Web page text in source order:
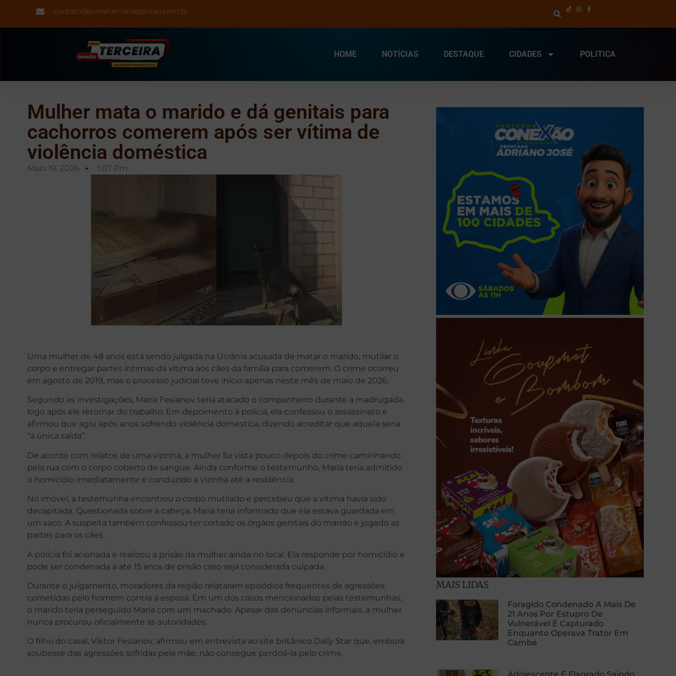
contato@jornalterceiraopiniao.com.br
HOME NOTÍCIAS DESTAQUE CIDADES POLITICA
Mulher mata o marido e dá genitais para
cachorros comerem após ser vítima de
violência doméstica
Maio 19, 2026 1:07 Pm
Uma mulher de 48 anos está sendo julgada na Ucrânia acusada de matar o marido, mutilar o
corpo e entregar partes íntimas da vítima aos cães da família para comerem. O crime ocorreu
em agosto de 2019, mas o processo judicial teve início apenas neste mês de maio de 2026.
Segundo as investigações, Maria Fesianov teria atacado o companheiro durante a madrugada,
logo após ele retornar do trabalho. Em depoimento à polícia, ela confessou o assassinato e
afirmou que agiu após anos sofrendo violência doméstica, dizendo acreditar que aquela seria
“a única saída”.
De acordo com relatos de uma vizinha, a mulher foi vista pouco depois do crime caminhando
pela rua com o corpo coberto de sangue. Ainda conforme o testemunho, Maria teria admitido
o homicídio imediatamente e conduzido a vizinha até a residência.
No imóvel, a testemunha encontrou o corpo mutilado e percebeu que a vítima havia sido
decapitada. Questionada sobre a cabeça, Maria teria informado que ela estava guardada em
um saco. A suspeita também confessou ter cortado os órgãos genitais do marido e jogado as
partes para os cães.
A polícia foi acionada e realizou a prisão da mulher ainda no local. Ela responde por homicídio e
pode ser condenada a até 15 anos de prisão caso seja considerada culpada.
Durante o julgamento, moradores da região relataram episódios frequentes de agressões
cometidas pelo homem contra a esposa. Em um dos casos mencionados pelas testemunhas,
o marido teria perseguido Maria com um machado. Apesar das denúncias informais, a mulher
nunca procurou oficialmente as autoridades.
O filho do casal, Viktor Fesianov, afirmou em entrevista ao site britânico Daily Star que, embora
soubesse das agressões sofridas pela mãe, não consegue perdoá-la pelo crime.
MAIS LIDAS
Foragido Condenado A Mais De
21 Anos Por Estupro De
Vulnerável É Capturado
Enquanto Operava Trator Em
Cambé